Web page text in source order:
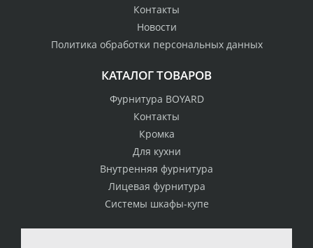
Контакты
Новости
Политика обработки персональных данных
КАТАЛОГ ТОВАРОВ
Фурнитура BOYARD
Контакты
Кромка
Для кухни
Внутренняя фурнитура
Лицевая фурнитура
Системы шкафы-купе